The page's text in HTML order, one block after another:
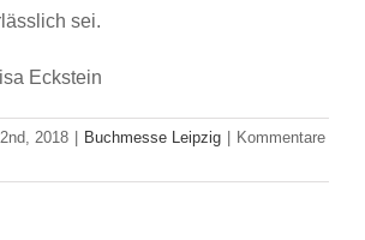
sei.
Eckstein
2018 | Buchmesse Leipzig | Kommentare